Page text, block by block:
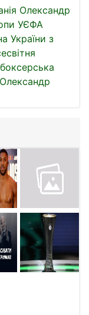
Олександр
УЄФА
України з
Олександр